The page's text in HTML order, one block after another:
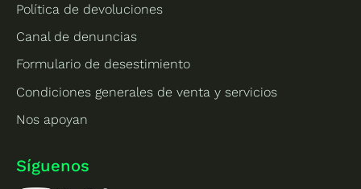
Política de devoluciones
Canal de denuncias
Formulario de desestimiento
Condiciones generales de venta y servicios
Nos apoyan
Síguenos